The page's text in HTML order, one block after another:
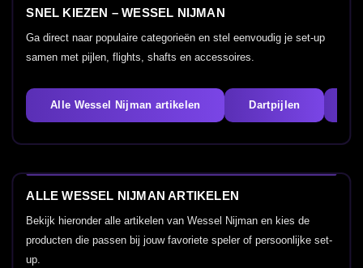
SNEL KIEZEN – WESSEL NIJMAN
Ga direct naar populaire categorieën en stel eenvoudig je set-up
samen met pijlen, flights, shafts en accessoires.
Alle Wessel Nijman artikelen Dartpijlen
ALLE WESSEL NIJMAN ARTIKELEN
Bekijk hieronder alle artikelen van Wessel Nijman en kies de
producten die passen bij jouw favoriete speler of persoonlijke set-
up.